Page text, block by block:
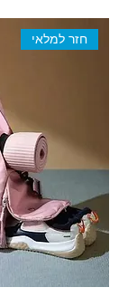
חזר למלאי